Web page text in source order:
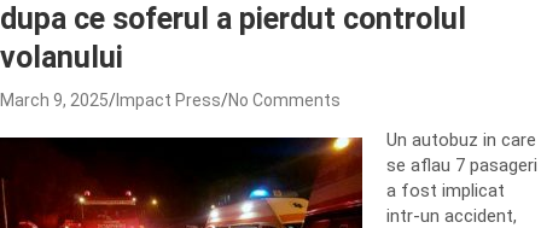
dupa ce soferul a pierdut controlul
volanului
March 9, 2025 Impact Press No Comments
Un autobuz in care
se aflau 7 pasageri
a fost implicat
intr-un accident,